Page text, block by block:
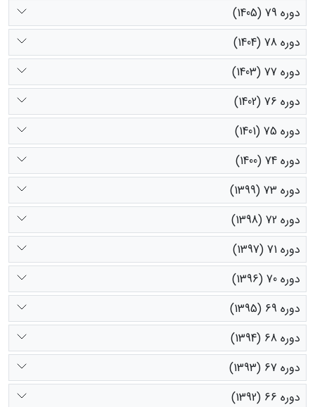
دوره 79 (1405)
دوره 78 (1404)
دوره 77 (1403)
دوره 76 (1402)
دوره 75 (1401)
دوره 74 (1400)
دوره 73 (1399)
دوره 72 (1398)
دوره 71 (1397)
دوره 70 (1396)
دوره 69 (1395)
دوره 68 (1394)
دوره 67 (1393)
دوره 66 (1392)